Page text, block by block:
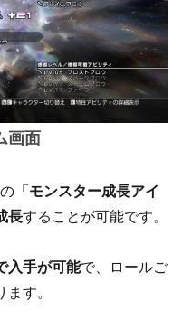
画面
「モンスター成長アイ
長することが可能です。
入手が可能で、ロールご
す。